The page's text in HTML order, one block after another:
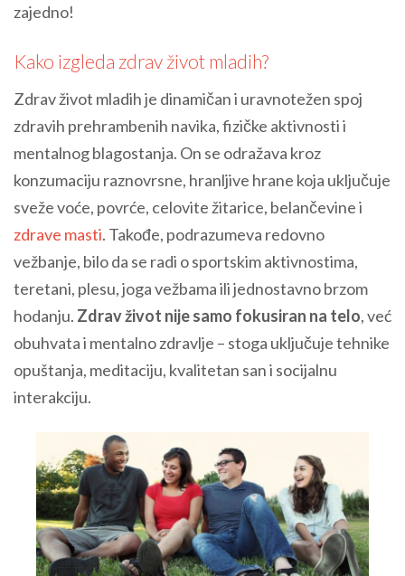
zajedno!
Kako izgleda zdrav život mladih?
Zdrav život mladih je dinamičan i uravnotežen spoj
zdravih prehrambenih navika, fizičke aktivnosti i
mentalnog blagostanja. On se odražava kroz
konzumaciju raznovrsne, hranljive hrane koja uključuje
sveže voće, povrće, celovite žitarice, belančevine i
zdrave masti. Takođe, podrazumeva redovno
vežbanje, bilo da se radi o sportskim aktivnostima,
teretani, plesu, joga vežbama ili jednostavno brzom
hodanju. Zdrav život nije samo fokusiran na telo, već
obuhvata i mentalno zdravlje – stoga uključuje tehnike
opuštanja, meditaciju, kvalitetan san i socijalnu
interakciju.